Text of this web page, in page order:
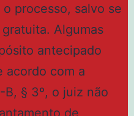
processo, salvo se
Algumas
antecipado
acordo com a
§ 3º, o juiz não
de